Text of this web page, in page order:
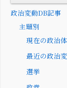
政治変動DB記事
主題別
現在の政治
最近の政治
選挙